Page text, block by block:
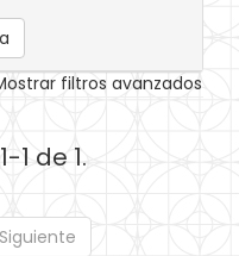
filtros avanzados
1 de 1.
Siguiente